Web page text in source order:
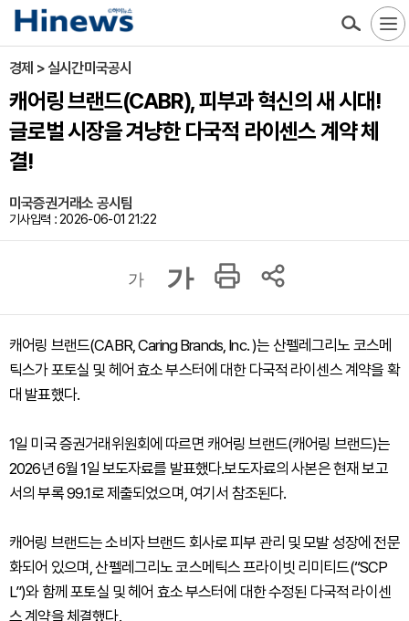
경제 > 실시간미국공시
캐어링 브랜드(CABR), 피부과 혁신의 새 시대!
글로벌 시장을 겨냥한 다국적 라이센스 계약 체
결!
미국증권거래소 공시팀
기사입력 : 2026-06-01 21:22
가 가
캐어링 브랜드(CABR, Caring Brands, Inc. )는 산펠레그리노 코스메
틱스가 포토실 및 헤어 효소 부스터에 대한 다국적 라이센스 계약을 확
대 발표했다.
1일 미국 증권거래위원회에 따르면 캐어링 브랜드(캐어링 브랜드)는
2026년 6월 1일 보도자료를 발표했다.보도자료의 사본은 현재 보고
서의 부록 99.1로 제출되었으며, 여기서 참조된다.
캐어링 브랜드는 소비자 브랜드 회사로 피부 관리 및 모발 성장에 전문
화되어 있으며, 산펠레그리노 코스메틱스 프라이빗 리미티드(“SCP
L”)와 함께 포토실 및 헤어 효소 부스터에 대한 수정된 다국적 라이센
스 계약을 체결했다.